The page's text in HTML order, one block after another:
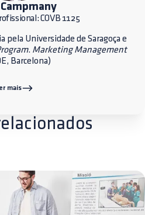
Campmany
COVB 1125
pela Universidade de Saragoça e
. Marketing Management
Barcelona)
mais